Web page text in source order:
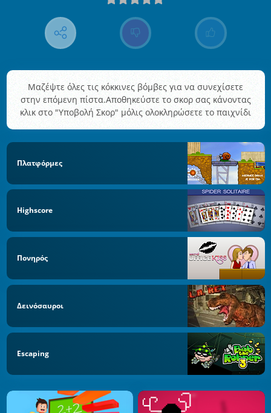
Μαζέψτε όλες τις κόκκινες βόμβες για να συνεχίσετε
στην επόμενη πίστα.Αποθηκεύστε το σκορ σας κάνοντας
κλικ στο "Υποβολή Σκορ" μόλις ολοκληρώσετε το παιχνίδι
Πλατφόρμες
Highscore
Πονηρός
Δεινόσαυροι
Escaping